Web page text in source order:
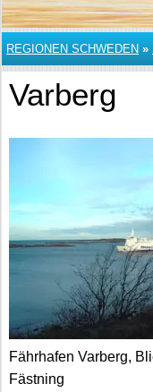
REGIONEN SCHWEDEN »
Varberg
Fährhafen Varberg,
Fästning